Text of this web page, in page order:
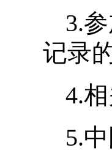
3.
记录
4.
5.